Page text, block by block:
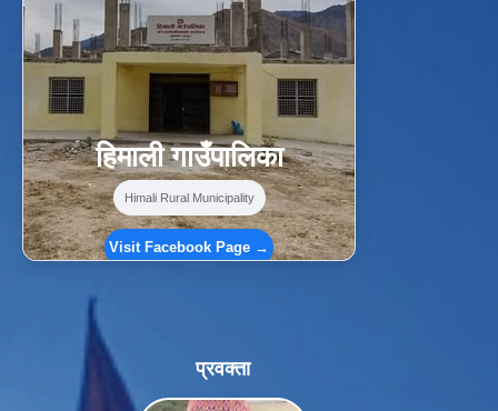
f Facebook ⋯
हिमाली गाउँपालिका
Himali Rural Municipality
Visit Facebook Page →
प्रवक्ता